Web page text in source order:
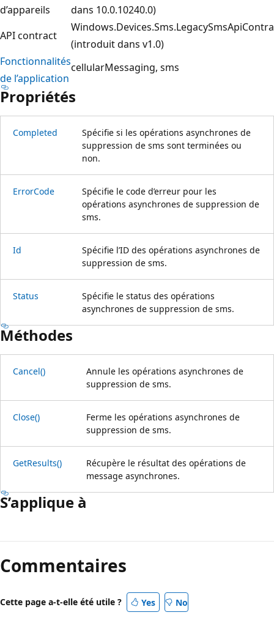
d’appareils
dans 10.0.10240.0)
API contract
(introduit dans v1.0)
Fonctionnalités
de l’application
cellularMessaging sms
Propriétés
Completed
Spécifie si les opérations asynchrones de
suppression de sms sont terminées ou
non.
ErrorCode
Spécifie le code d’erreur pour les
opérations asynchrones de suppression de
sms.
Id
Spécifie l’ID des opérations asynchrones de
suppression de sms.
Status
Spécifie le status des opérations
asynchrones de suppression de sms.
Méthodes
Cancel()
Annule les opérations asynchrones de
suppression de sms.
Close()
Ferme les opérations asynchrones de
suppression de sms.
GetResults()
Récupère le résultat des opérations de
message asynchrones.
S’applique à
Commentaires
Cette page a-t-elle été utile ? Yes No